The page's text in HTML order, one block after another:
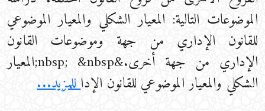
الموضوعات التالية: المعيار الشكلي والمعيار الموضوعي
للقانون الإداري من جهة وموضوعات القانون
الإداري من جهة أخرى.&nbsp; &nbsp;المعيار
الشكلي والمعيار الموضوعي للقانون الإداللمزيد...